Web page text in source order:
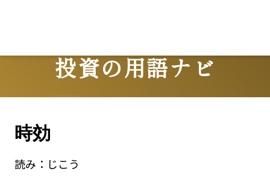
投資の用語ナビ
Terms
時効
読み： じこう